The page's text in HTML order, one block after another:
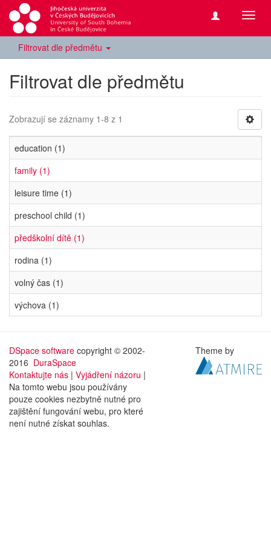
Filtrovat dle předmětu
Filtrovat dle předmětu
Zobrazují se záznamy 1-8 z 1
education (1)
family (1)
leisure time (1)
preschool child (1)
předškolní dítě (1)
rodina (1)
volný čas (1)
výchova (1)
DSpace software copyright © 2002-
2016 DuraSpace
Kontaktujte nás | Vyjádření názoru |
Na tomto webu jsou používány
pouze cookies nezbytně nutné pro
zajištění fungování webu, pro které
není nutné získat souhlas.
Theme by